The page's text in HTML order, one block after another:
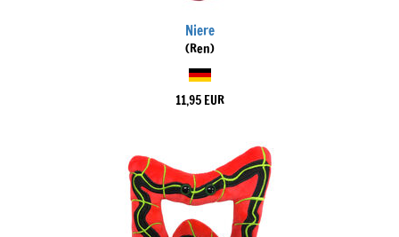
Niere
(Ren)
11,95 EUR